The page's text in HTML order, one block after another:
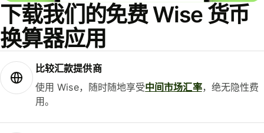
下载我们的免费 Wise 货币
换算器应用
比较汇款提供商
使用 Wise，随时随地享受中间市场汇率，绝无隐性费
用。